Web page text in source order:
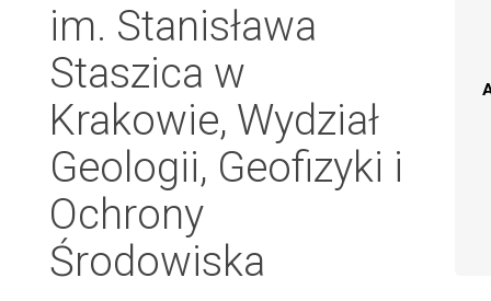
im. Stanisława
Staszica w
Krakowie, Wydział
Geologii, Geofizyki i
Ochrony
Środowiska